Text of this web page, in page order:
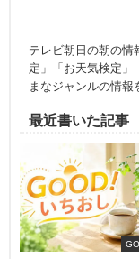
テレビ朝日の朝の情
定」「お天気検定」
まなジャンルの情報
最近書いた記事